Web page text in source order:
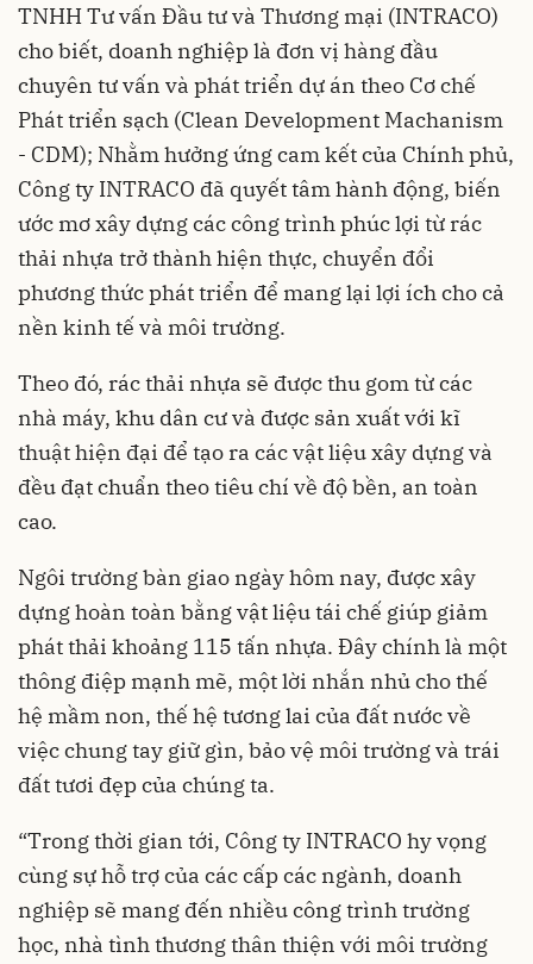
TNHH Tư vấn Đầu tư và Thương mại (INTRACO)
cho biết, doanh nghiệp là đơn vị hàng đầu
chuyên tư vấn và phát triển dự án theo Cơ chế
Phát triển sạch (Clean Development Machanism
- CDM); Nhằm hưởng ứng cam kết của Chính phủ,
Công ty INTRACO đã quyết tâm hành động, biến
ước mơ xây dựng các công trình phúc lợi từ rác
thải nhựa trở thành hiện thực, chuyển đổi
phương thức phát triển để mang lại lợi ích cho cả
nền kinh tế và môi trường.
Theo đó, rác thải nhựa sẽ được thu gom từ các
nhà máy, khu dân cư và được sản xuất với kĩ
thuật hiện đại để tạo ra các vật liệu xây dựng và
đều đạt chuẩn theo tiêu chí về độ bền, an toàn
cao.
Ngôi trường bàn giao ngày hôm nay, được xây
dựng hoàn toàn bằng vật liệu tái chế giúp giảm
phát thải khoảng 115 tấn nhựa. Đây chính là một
thông điệp mạnh mẽ, một lời nhắn nhủ cho thế
hệ mầm non, thế hệ tương lai của đất nước về
việc chung tay giữ gìn, bảo vệ môi trường và trái
đất tươi đẹp của chúng ta.
“Trong thời gian tới, Công ty INTRACO hy vọng
cùng sự hỗ trợ của các cấp các ngành, doanh
nghiệp sẽ mang đến nhiều công trình trường
học, nhà tình thương thân thiện với môi trường